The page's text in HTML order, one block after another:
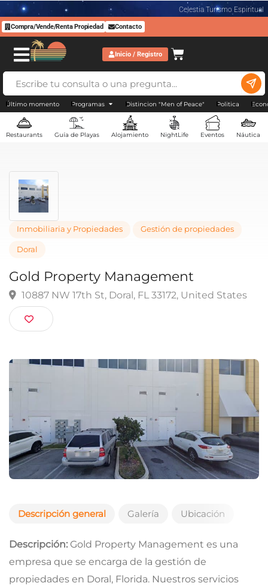
Celestia Turismo Espiritual
Compra/Vende/Renta Propiedad Contacto
Inicio / Registro
Último momento Programas Distincion "Men of Peace" Politica
Restaurants Guía de Playas Alojamiento NightLife Eventos Náutica
Inmobiliaria y Propiedades
Doral
Gold Property Management
10887 NW 17th St, Doral, FL 33172, United States
Descripción general Galería Ubicación
Descripción: Gold Property Management es una
empresa que se encarga de la gestión de
propiedades en Doral, Florida. Nuestros servicios